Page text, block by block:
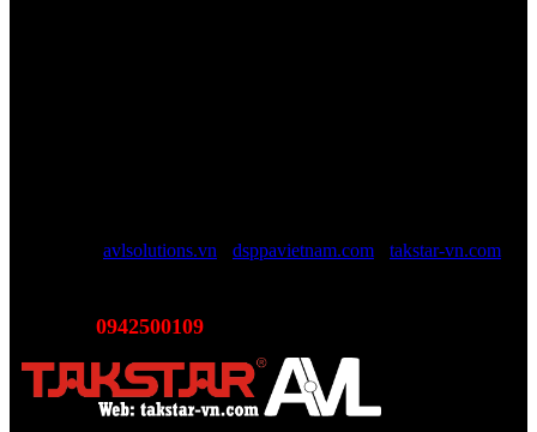
avlsolutions.vn dsppavietnam.com takstar-vn.com
0942500109